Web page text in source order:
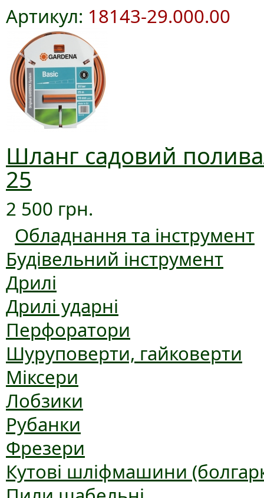
Артикул: 18143-29.000.00
Шланг садовий
25
2 500 грн.
Обладнання та інструмент
Будівельний інструмент
Дрилі
Дрилі ударні
Перфоратори
Шуруповерти, гайковерти
Міксери
Лобзики
Рубанки
Фрезери
Кутові шліфмашини